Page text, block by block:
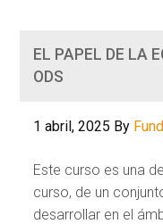
EL PAPEL DE LA
ODS
1 abril, 2025 By
Este curso es una
curso, de un
desarrollar en el